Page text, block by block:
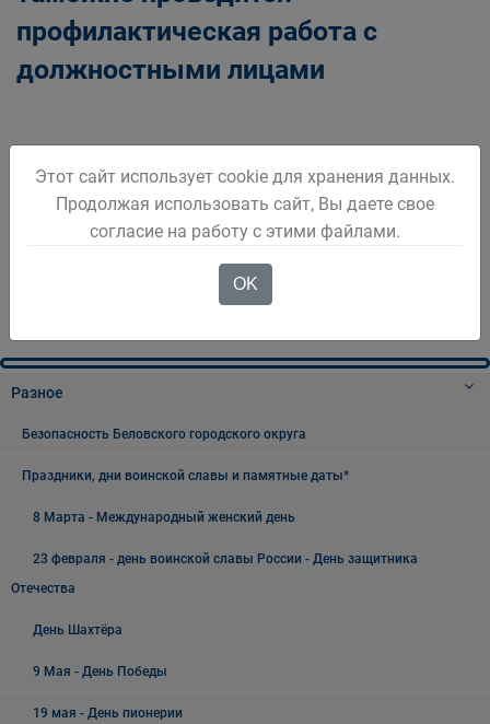
профилактическая работа с
должностными лицами
1 2 3
Разное
Безопасность Беловского городского округа
Праздники, дни воинской славы и памятные даты*
8 Марта - Международный женский день
23 февраля - день воинской славы России - День защитника
Отечества
День Шахтёра
9 Мая - День Победы
19 мая - День пионерии
Этот сайт использует cookie для хранения данных.
Продолжая использовать сайт, Вы даете свое
согласие на работу с этими файлами.
OK